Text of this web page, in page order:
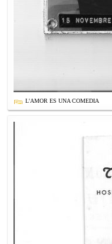
L'AMOR ES UNA COMEDIA